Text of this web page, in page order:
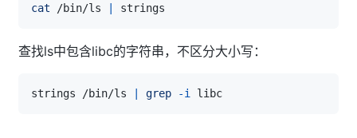
cat /bin/ls
查找ls中包含libc的字符串，不区分大小写：
strings /bin/ls grep -i